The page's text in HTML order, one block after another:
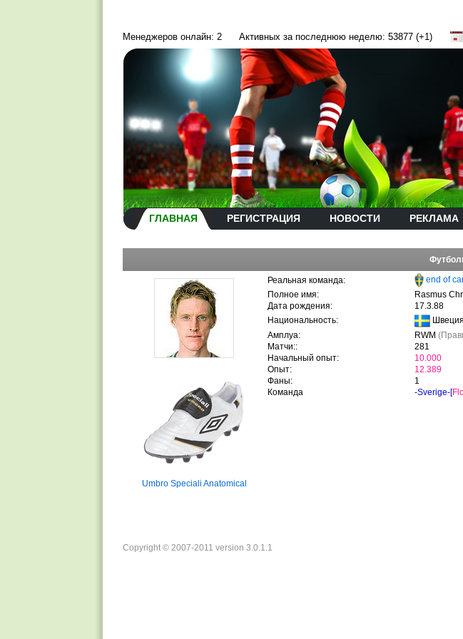
Менеджеров онлайн: 2
Активных за последнюю неделю: 53877 (+1)
ГЛАВНАЯ РЕГИСТРАЦИЯ НОВОСТИ РЕКЛАМА
Umbro Speciali Anatomical
Реальная команда:
end of
Полное имя:
Rasmus
Дата рождения:
17.3.88
Национальность:
Швеция
Амплуа:
RWM
Матчи::
281
Начальный опыт:
10.000
Опыт:
12.389
Фаны:
1
Команда
-Sverige-[
Copyright © 2007-2011 version 3.0.1.1